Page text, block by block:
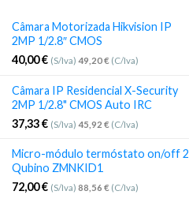
Câmara Motorizada Hikvision IP
2MP 1/2.8″ CMOS
40,00€ (S/Iva) 49,20€ (C/Iva)
Câmara IP Residencial X-Security
2MP 1/2.8" CMOS Auto IRC
37,33€ (S/Iva) 45,92 € (C/Iva)
Micro-módulo termóstato on/off 2
Qubino ZMNKID1
72,00€ (S/Iva) 88,56 € (C/Iva)